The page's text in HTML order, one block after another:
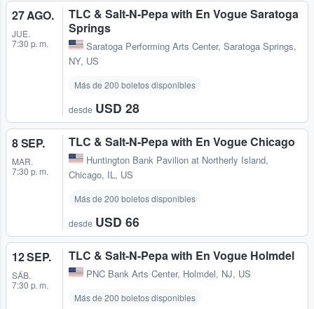
27 AGO.
JUE.
7:30 p. m.
TLC & Salt-N-Pepa with En Vogue Saratoga
Springs
Saratoga Performing Arts Center, Saratoga Springs,
NY, US
Más de 200 boletos disponibles
desde USD 28
8 SEP.
MAR.
7:30 p. m.
TLC & Salt-N-Pepa with En Vogue Chicago
Huntington Bank Pavilion at Northerly Island,
Chicago, IL, US
Más de 200 boletos disponibles
desde USD 66
12 SEP.
SÁB.
7:30 p. m.
TLC & Salt-N-Pepa with En Vogue Holmdel
PNC Bank Arts Center, Holmdel, NJ, US
Más de 200 boletos disponibles